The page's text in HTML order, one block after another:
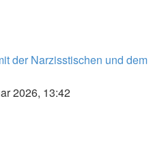
der Narzisstischen und dem
2026, 13:42